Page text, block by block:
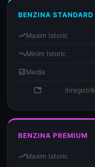
BENZINA STANDARD
trending_upMaxim Istoric
trending_downMinim Istoric
analyticsMedia
database
BENZINA PREMIUM
trending_upMaxim Istoric